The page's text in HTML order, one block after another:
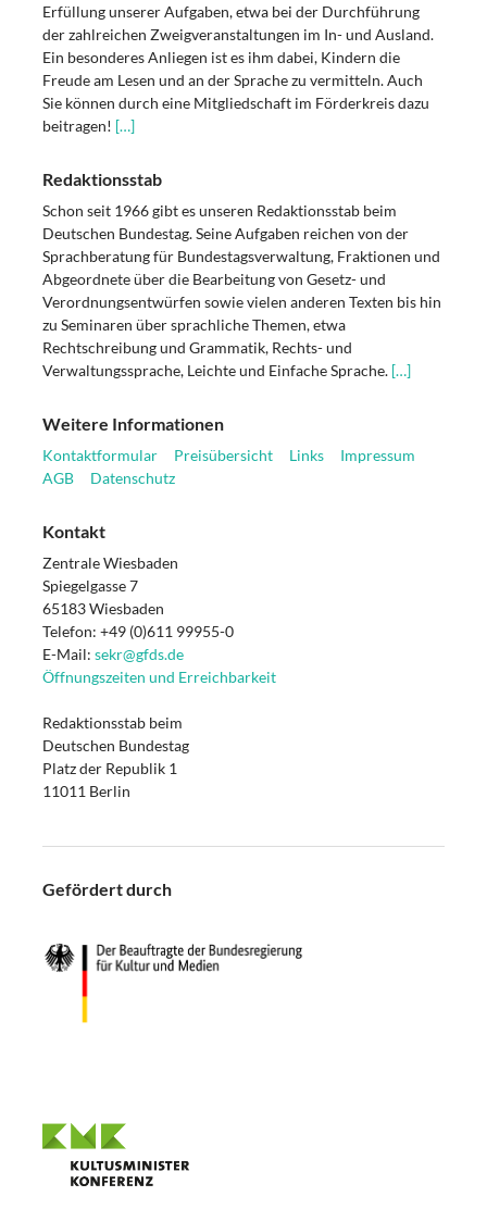
Erfüllung unserer Aufgaben, etwa bei der Durchführung
der zahlreichen Zweigveranstaltungen im In- und Ausland.
Ein besonderes Anliegen ist es ihm dabei, Kindern die
Freude am Lesen und an der Sprache zu vermitteln. Auch
Sie können durch eine Mitgliedschaft im Förderkreis dazu
beitragen! […]
Redaktionsstab
Schon seit 1966 gibt es unseren Redaktionsstab beim
Deutschen Bundestag. Seine Aufgaben reichen von der
Sprachberatung für Bundestagsverwaltung, Fraktionen und
Abgeordnete über die Bearbeitung von Gesetz- und
Verordnungsentwürfen sowie vielen anderen Texten bis hin
zu Seminaren über sprachliche Themen, etwa
Rechtschreibung und Grammatik, Rechts- und
Verwaltungssprache, Leichte und Einfache Sprache. […]
Weitere Informationen
Kontaktformular Preisübersicht Links
Impressum
AGB
Datenschutz
Kontakt
Zentrale Wiesbaden
Spiegelgasse 7
65183 Wiesbaden
Telefon: +49 (0)611 99955-0
E-Mail: sekr@gfds.de
Öffnungszeiten und Erreichbarkeit
Redaktionsstab beim
Deutschen Bundestag
Platz der Republik 1
11011 Berlin
Gefördert durch